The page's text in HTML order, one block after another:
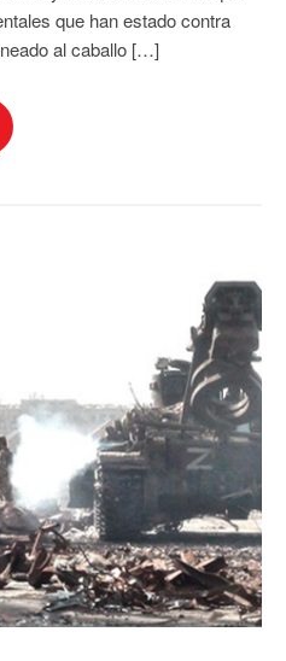
que han estado contra
al caballo […]